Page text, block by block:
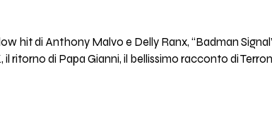
hit di Anthony Malvo e Delly Ranx, “Badman
ritorno di Papa Gianni, il bellissimo racconto di